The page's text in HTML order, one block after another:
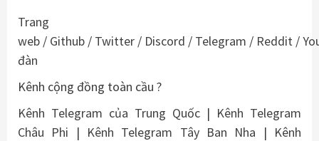
Trang
web / Github / Twitter / Discord / Telegram / Reddit /
đàn
Kênh cộng đồng toàn cầu ?
Kênh Telegram của Trung Quốc | Kênh Telegram
Châu Phi | Kênh Telegram Tây Ban Nha | Kênh